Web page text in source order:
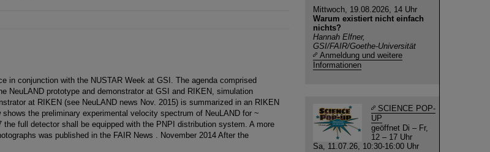
in conjunction with the NUSTAR Week at GSI. The agenda comprised
NeuLAND prototype and demonstrator at GSI and RIKEN, simulation
at RIKEN (see NeuLAND news Nov. 2015) is summarized in an RIKEN
shows the preliminary experimental velocity spectrum of NeuLAND for ~
the full detector shall be equipped with the PNPI distribution system. A more
was published in the FAIR News . November 2014 After the
Mittwoch, 19.08.2026, 14 Uhr
Warum existiert nicht einfach
nichts?
Hannah Elfner,
GSI/FAIR/Goethe-Universität
Anmeldung und weitere
Informationen
SCIENCE POP-
UP
geöffnet Di – Fr,
12 – 17 Uhr
Sa, 11.07.26, 10:30-16:00 Uhr